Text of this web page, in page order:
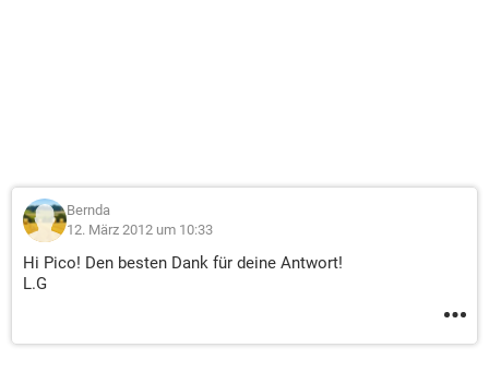
Bernda
12. März 2012 um 10:33
Hi Pico! Den besten Dank für deine Antwort!
L.G